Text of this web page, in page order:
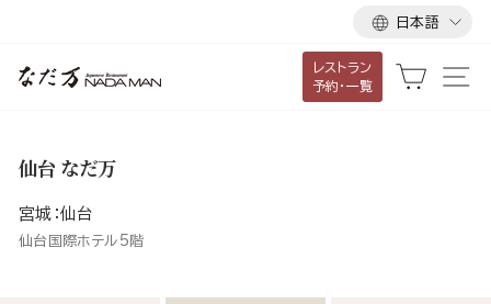
言
語
日本語
レストラン
予約・一覧
カート
仙台 なだ万
宮城：仙台
仙台国際ホテル5階